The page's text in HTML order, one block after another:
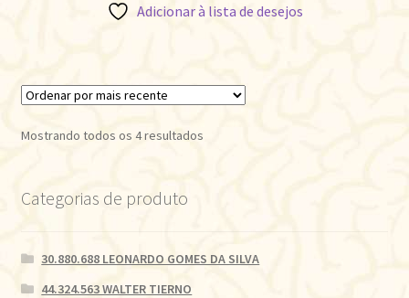
Adicionar à lista de desejos
Mostrando todos os 4 resultadosClassificado
Categorias de produto
30.880.688 LEONARDO GOMES DA SILVA
44.324.563 WALTER TIERNO